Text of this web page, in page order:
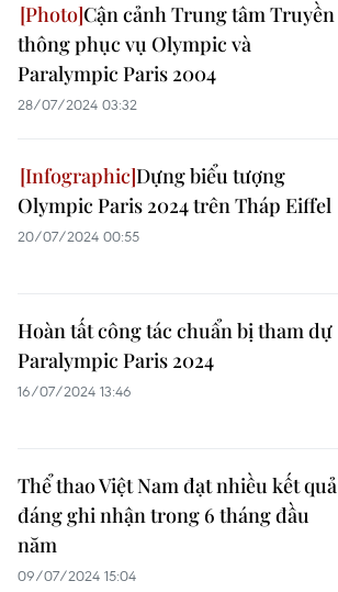
Cận cảnh Trung tâm Truyền
thông phục vụ Olympic và
Paralympic Paris 2004
28/07/2024 03:32
Dựng biểu tượng
Olympic Paris 2024 trên Tháp Eiffel
20/07/2024 00:55
Hoàn tất công tác chuẩn bị tham dự
Paralympic Paris 2024
16/07/2024 13:46
Thể thao Việt Nam đạt nhiều kết quả
đáng ghi nhận trong 6 tháng đầu
năm
09/07/2024 15:04